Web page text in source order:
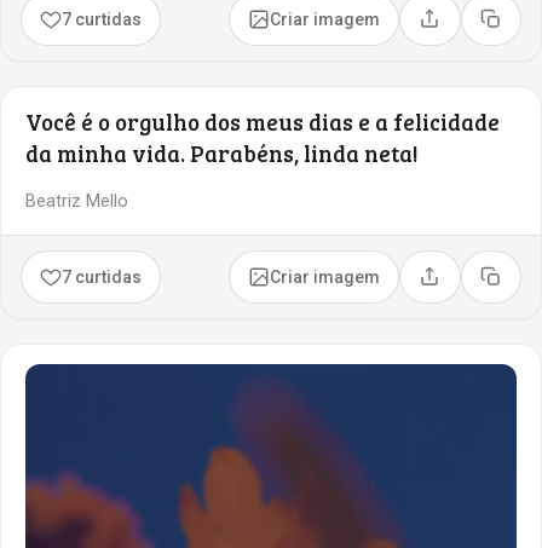
7 curtidas Criar imagem Compartilhar
Copiar
Você é o orgulho dos meus dias e a felicidade
da minha vida. Parabéns, linda neta!
Beatriz Mello
7 curtidas Criar imagem Compartilhar
Copiar